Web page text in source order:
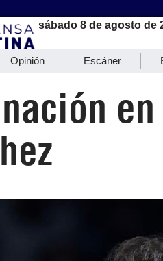
sábado 8 de agosto de
Opinión Escáner